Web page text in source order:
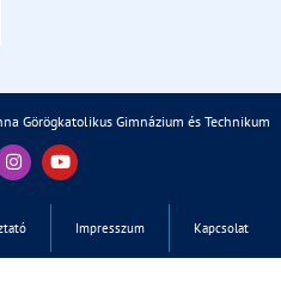
Görögkatolikus Gimnázium és Technikum
Impresszum Kapcsolat